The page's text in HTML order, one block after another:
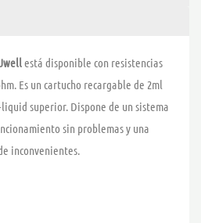
está disponible con resistencias
Es un cartucho recargable de 2ml
superior. Dispone de un sistema
sin problemas y una
inconvenientes.